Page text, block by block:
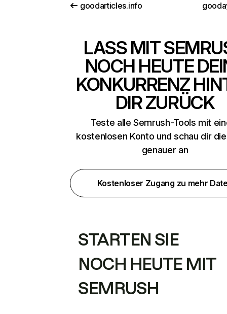
goodarticles.info
LASS MIT
NOCH HEUTE
KONKURRENZ
DIR ZURÜCK
Teste alle Semrush-Tools mit
kostenlosen Konto und schau dir
genauer an
Kostenloser Zugang zu mehr
STARTEN SIE
NOCH HEUTE MIT
SEMRUSH